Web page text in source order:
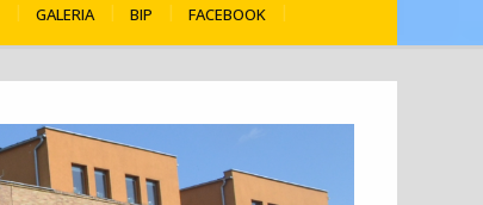
GALERIA BIP FACEBOOK